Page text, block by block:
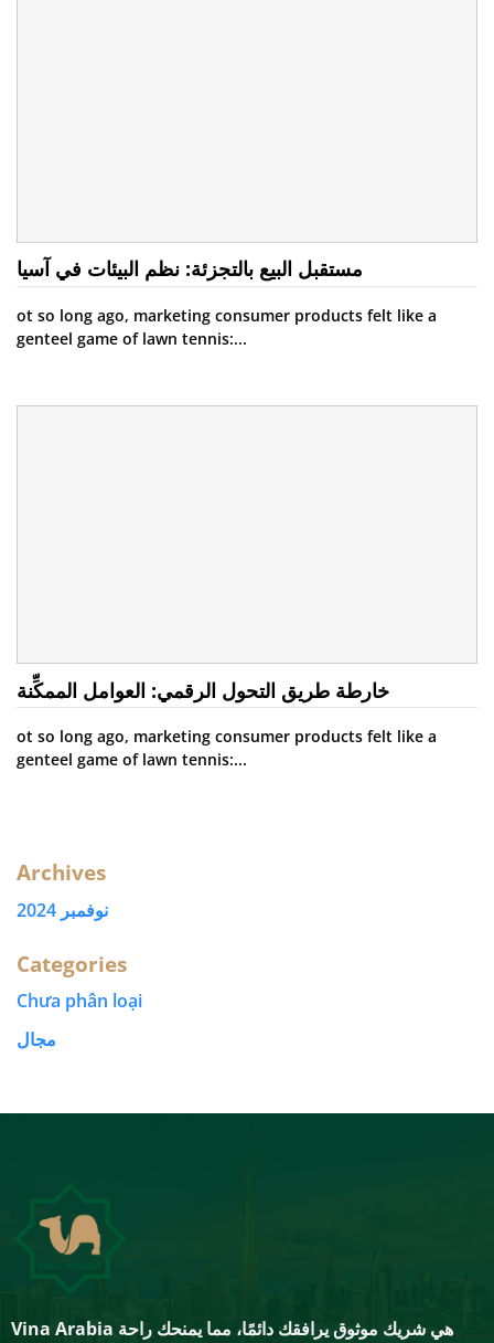
مستقبل البيع بالتجزئة: نظم البيئات في آسيا
ot so long ago, marketing consumer products felt like a
genteel game of lawn tennis:...
خارطة طريق التحول الرقمي: العوامل الممكِّنة
ot so long ago, marketing consumer products felt like a
genteel game of lawn tennis:...
Archives
نوفمبر 2024
Categories
Chưa phân loại
مجال
Vina Arabia